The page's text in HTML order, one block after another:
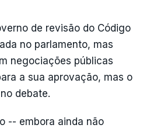
de revisão do Código
no parlamento, mas
negociações públicas
a sua aprovação, mas o
debate.
-- embora ainda não